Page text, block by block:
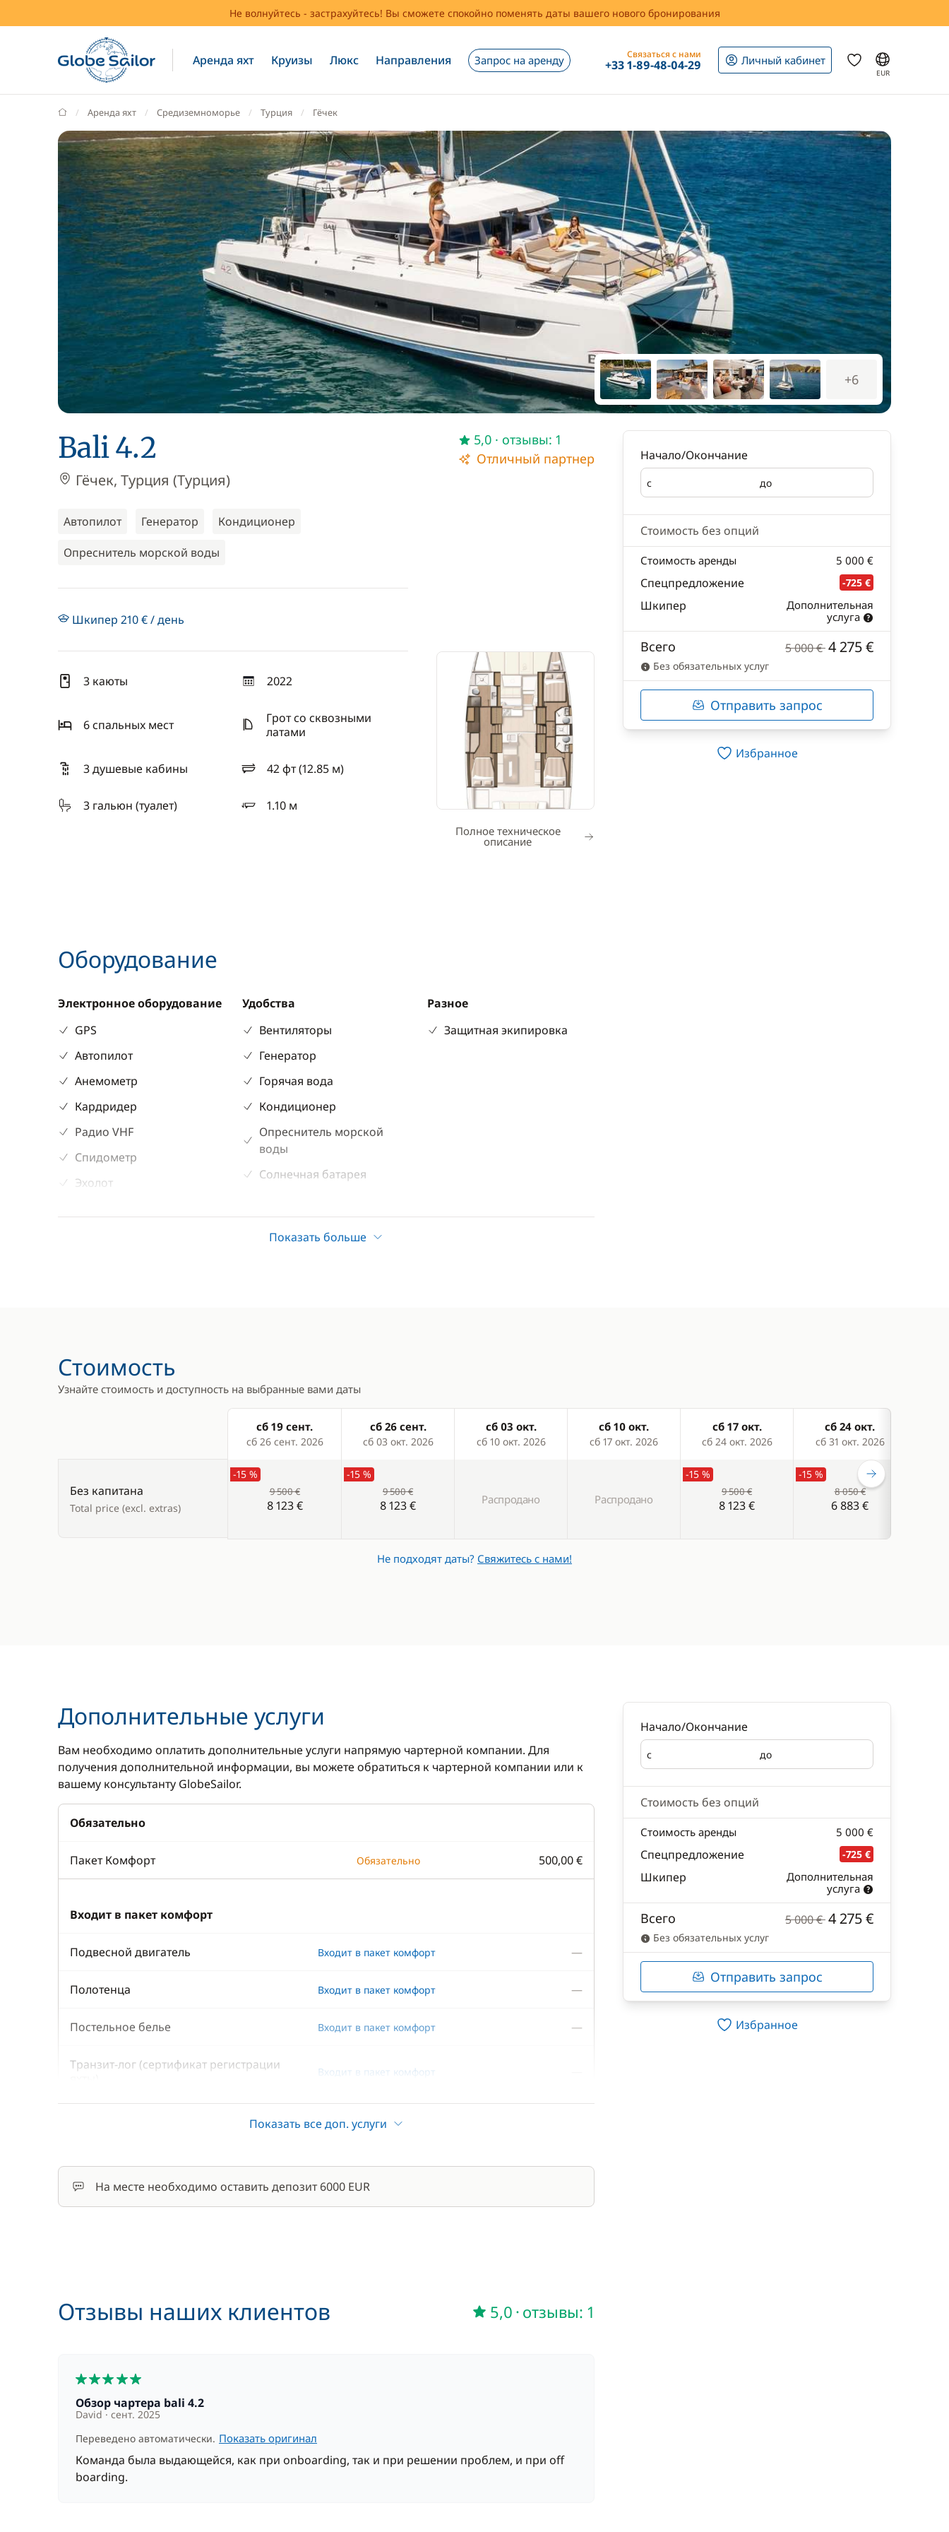
Не волнуйтесь - застрахуйтесь! Вы сможете спокойно поменять даты вашего нового бронирования
Аренда яхт Круизы Люкс Направления Запрос на аренду Связаться с нами
+33 1-89-48-04-29 Личный кабинет
EUR
GlobeSailor
Аренда яхт Средиземноморье Турция Гёчек
+6
Bali 4.2
Гёчек, Турция (Турция)
Автопилот Генератор
Кондиционер
Опреснитель морской воды
5,0 · отзывы: 1
Отличный партнер
Шкипер 210 € / день
3 каюты 2022
год
6 спальныx мест
Грот со сквозными
латами
3 душевые кабины 42 фт (12.85 м)
длина
3 гальюн (туалет)
1.10 м
осадка
Полное техническое
описание
Оборудование
Электронное оборудование
GPS
Автопилот
Анемометр
Кардридер
Радио VHF
Спидометр
Эхолот
Удобства
Вентиляторы
Генератор
Горячая вода
Кондиционер
Опреснитель морской
воды
Солнечная батарея
Разное
Защитная экипировка
Стол в кокпите
Электрическая лебёдка
Кухня
Показать больше
Начало/Окончание
с
Начало до
Окончание
Стоимость без опций
Стоимость аренды 5 000 €
Спецпредложение -725 €
Шкипер
Дополнительная
услуга
Всего 5 000 €4 275 €
Без обязательных услуг
Отправить запрос
Избранное
Стоимость
Узнайте стоимость и доступность на выбранные вами даты
Products
сб 19 сент.
сб 26 сент. 2026
сб 26 сент.
сб 03 окт. 2026
сб 03 окт.
сб 10 окт. 2026
сб 10 окт.
сб 17 окт. 2026
сб 17 окт.
сб 24 окт. 2026
сб 24 окт.
сб 31 окт. 2026
Без капитана
Total price (excl. extras)
-15 %
9 500 €
8 123 €
-15 %
9 500 €
8 123 € Распродано Распродано
-15 %
9 500 €
8 123 €
-15 %
8 050 €
6 883 €
Не подходят даты? Свяжитесь с нами!
Дополнительные услуги
Вам необходимо оплатить дополнительные услуги напрямую чартерной компании. Для
получения дополнительной информации, вы можете обратиться к чартерной компании или к
вашему консультанту GlobeSailor.
Обязательно
Пакет Комфорт Обязательно 500,00 €
Входит в пакет комфорт
Подвесной двигатель Входит в пакет комфорт —
Полотенца Входит в пакет комфорт —
Постельное белье Входит в пакет комфорт —
Транзит-лог (сертификат регистрации
Входит в пакет комфорт
По желанию
/ неделя
Матрос
Сетка безопасности для детей
Страховка депозита
Показать все доп. услуги
На месте необходимо оставить депозит 6000 EUR
Отзывы наших клиентов 5,0 · отзывы: 1
Обзор чартера bali 4.2
David сент. 2025
Переведено автоматически. Показать оригинал
Команда была выдающейся, как при onboarding, так и при решении проблем, и при off
boarding.
Начало/Окончание
с
Начало до
Окончание
Стоимость без опций
Стоимость аренды 5 000 €
Спецпредложение -725 €
Шкипер
Дополнительная
услуга
Всего 5 000 €4 275 €
Без обязательных услуг
Отправить запрос
Избранное